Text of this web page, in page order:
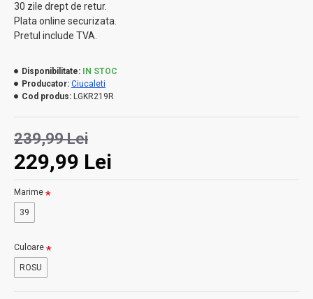
30 zile drept de retur.
Plata online securizata.
Pretul include TVA.
239,99 Lei
229,99 Lei
Disponibilitate: IN STOC
Producator: Ciucaleti
Cod produs: LGKR219R
Marime
39
Culoare
ROSU